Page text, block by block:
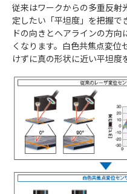
従来はワークからの多重反射
定したい「平坦度」を把握で
ドの向きとヘアラインの方
くなります。白色共焦点変
けずに真の形状に近い平坦度